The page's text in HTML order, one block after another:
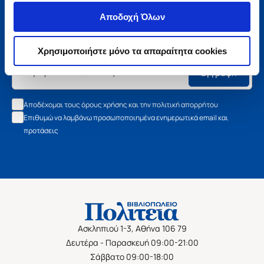
Αποδοχή Όλων
Χρησιμοποιήστε μόνο τα απαραίτητα cookies
Μάθετε τα νέα της Πολιτείας
Εγγραφείτε στο newsletter μας και μάθετε πρώτοι όλα τα
νέα βιβλία, τις εξαιρετικές τιμές και τις εκδηλώσεις μας.
Εγγραφή
Αποδέχομαι τους όρους χρήσης και την πολιτική απορρήτου
Επιθυμώ να λαμβάνω προσωποποιημένα ενημερωτικά email και
προτάσεις
Ασκληπιού 1-3, Αθήνα 106 79
Δευτέρα - Παρασκευή 09:00-21:00
Σάββατο 09:00-18:00